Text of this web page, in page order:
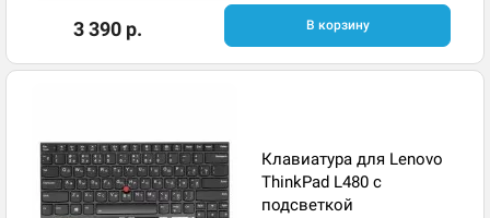
3 390 р. В корзину
Клавиатура для Lenovo
ThinkPad L480 с
подсветкой